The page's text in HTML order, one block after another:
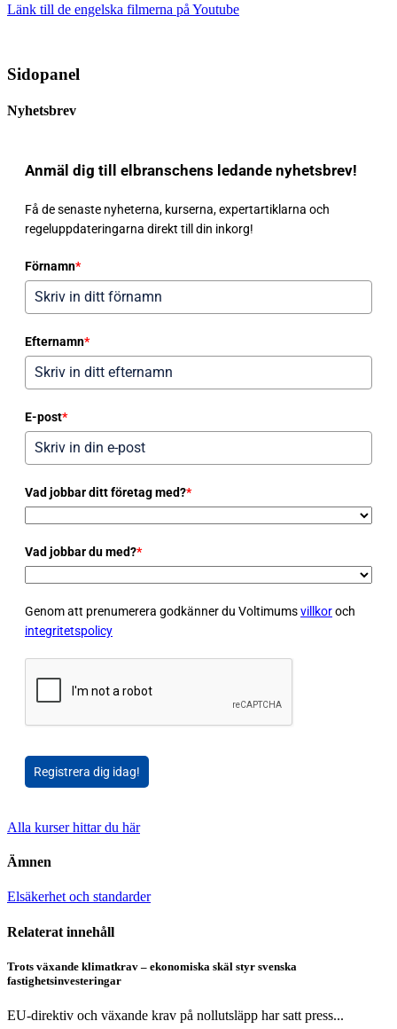
Länk till de engelska filmerna på Youtube
Sidopanel
Nyhetsbrev
Anmäl dig till elbranschens ledande nyhetsbrev!
Få de senaste nyheterna, kurserna, expertartiklarna och
regeluppdateringarna direkt till din inkorg!
Förnamn*
Efternamn*
E-post*
Vad jobbar ditt företag med?*
Vad jobbar du med?*
Genom att prenumerera godkänner du Voltimumsvillkoroch
integritetspolicy
Registrera dig idag!
Alla kurser hittar du här
Ämnen
Elsäkerhet och standarder
Relaterat innehåll
Trots växande klimatkrav – ekonomiska skäl styr svenska
fastighetsinvesteringar
EU-direktiv och växande krav på nollutsläpp har satt press...